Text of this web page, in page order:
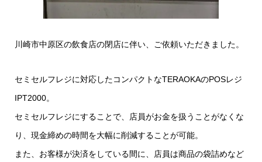
川崎市中原区の飲食店の閉店に伴い、ご依頼いただきました。
セミセルフレジに対応したコンパクトなTERAOKAのPOSレジ
IPT2000。
セミセルフレジにすることで、店員がお金を扱うことがなくな
り、現金締めの時間を大幅に削減することが可能。
また、お客様が決済をしている間に、店員は商品の袋詰めなど